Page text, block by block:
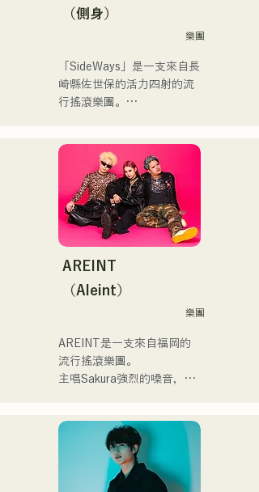
トステージにも出演。MCと
cup2019 Public viewing、競
輪日本一ダービーの場内ア
ナウンス、ラグビー女子日
本代表世界大会スタジアム
滑走屋場内アナウンス、ク
リスマスアドベント、イス
ラデサルサ、福岡ウィニン
グスピリッツのスタジアム
DJ、金鷲旗、山笠関連イベ
ント、地域イベント、
summit)、福岡市武道館オー
プニング記念イベント,結婚
す。
アーティストの日本人父と
アメリカ人母から生まれた
まう時こそ聴いてほしい。
自分自身も迷いや葛藤を抱
作り物ではなく、ありのま
まの感情や言葉をそのまま
音楽にしている。
2024年10月より音楽活動を
福岡を中心にブッキングラ
イブや路上ライブなど精力
的に活動を行っている。
2025年11月22日にはファー
催。
（側身）
樂團
「SideWays」是一支來自長
崎縣佐世保的活力四射的流
行搖滾樂團。
EP《夢戰夜》，並開啟了全
國巡迴演出。
來聽聽他們根據小說改編的
充滿樂趣又略帶憂鬱的歌曲
吧！
AREINT
（Aleint）
樂團
AREINT是一支來自福岡的
流行搖滾樂團。
主唱Sakura強烈的嗓音，與
合，共同創造出一種既引人
入勝又熟悉的搖滾樂，這就
是AREINT的獨特之處。
他們的歌曲《Remember